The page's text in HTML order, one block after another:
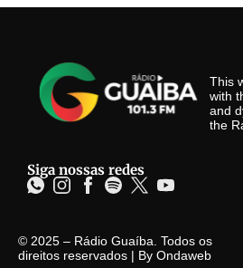
This
with
and
the
Siga nossas redes
© 2025 – Rádio Guaíba. Todos os
direitos reservados | By Ondaweb